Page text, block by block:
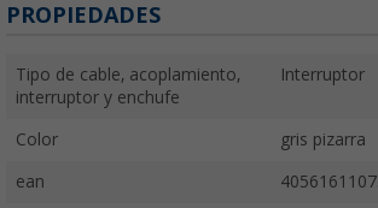
PROPIEDADES
Tipo de cable, acoplamiento,
interruptor y enchufe
Interruptor
Color gris pizarra
ean